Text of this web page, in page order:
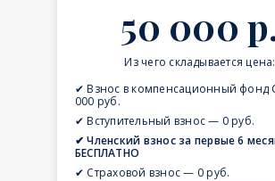
50 000
Из чего складывается цена:
✔ Взнос в компенсационный
000 руб.
✔ Вступительный взнос — 0 руб.
✔ Членский взнос за первые 6
БЕСПЛАТНО
✔ Страховой взнос — 0 руб.